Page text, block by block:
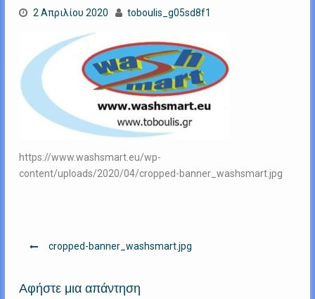
2 Απριλίου 2020 toboulis_g05sd8f1
https://www.washsmart.eu/wp-
content/uploads/2020/04/cropped-banner_washsmart.jpg
Πλοήγηση
cropped-banner_washsmart.jpg
Αφήστε μια απάντηση